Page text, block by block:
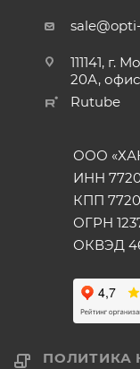
111141, г.
20А, офис
Rutube
ООО
ИНН
КПП
ОГРН
ОКВЭД
ПОЛИТИКА